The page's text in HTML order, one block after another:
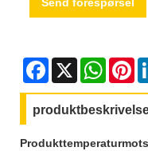
Facebook
X